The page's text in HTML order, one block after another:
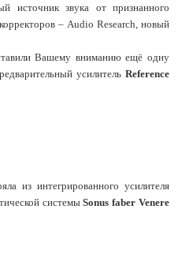
источник звука от признанного
– Audio Research, новый
Вашему вниманию ещё одну
усилительReference
из интегрированного усилителя
системыSonus faber Venere